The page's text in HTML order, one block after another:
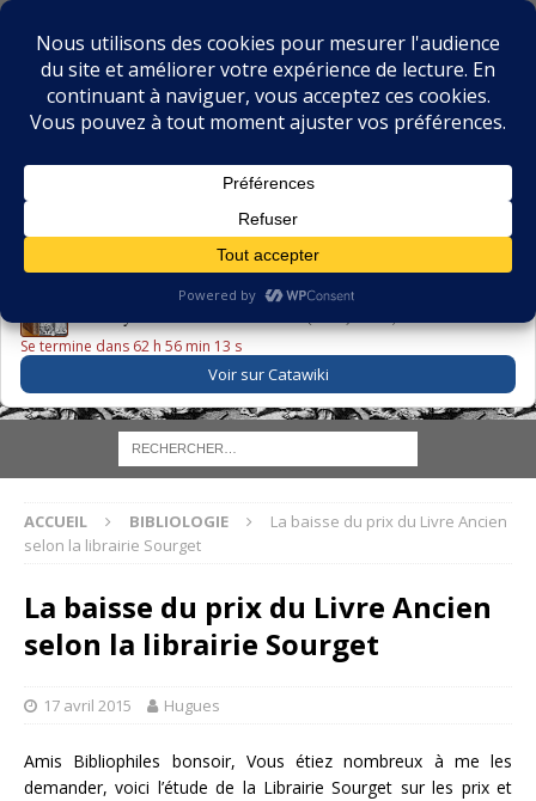
BIBLIOPHILIE.COM
LE BLOG DU BIBLIOPHILE, DES BIBLIOPHILES, DE LA
LE LIVRE DU JOUR
Se termine dans 62 h 56 min 11 s
Voir sur Catawiki
ACCUEIL BIBLIOLOGIE
La baisse du prix du Livre Ancien
selon la librairie Sourget
La baisse du prix du Livre Ancien
selon la librairie Sourget
17 avril 2015 Hugues
Amis Bibliophiles bonsoir, Vous étiez nombreux à me les
demander, voici l’étude de la Librairie Sourget sur les prix et